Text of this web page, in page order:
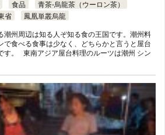
食品
青茶-烏龍茶（ウーロン茶）
省 鳳凰単叢烏龍
潮州周辺は知る人ぞ知る食の王国です。潮州料
で食べる食事は少なく、どちらかと言うと屋台
す。 東南アジア屋台料理のルーツは潮州 シン